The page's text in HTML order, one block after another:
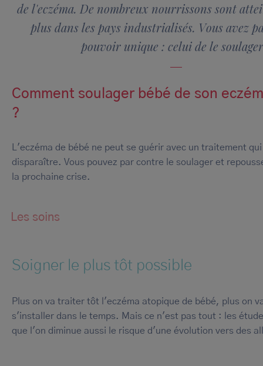
de l'eczéma. De nombreux nourrissons sont
plus dans les pays industrialisés. Vous avez
pouvoir unique : celui de le
Comment soulager bébé de son
?
L'eczéma de bébé ne peut se guérir avec un traitement
disparaître. Vous pouvez par contre le soulager et
la prochaine crise.
Les soins
Soigner le plus tôt possible
Plus on va traiter tôt l'eczéma atopique de bébé, plus on
s'installer dans le temps. Mais ce n'est pas tout : les
que l'on diminue aussi le risque d'une évolution vers des